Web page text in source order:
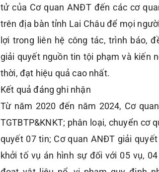
tử của Cơ quan ANĐT đến các cơ
trên địa bàn tỉnh Lai Châu để mọi
lợi trong liên hệ công tác, trình báo,
giải quyết nguồn tin tội phạm và kiến
thời, đạt hiệu quả cao nhất.
Kết quả đáng ghi nhận
Từ năm 2020 đến năm 2024, Cơ
TGTBTP&KNKT; phân loại, chuyển cơ
quyết 07 tin; Cơ quan ANĐT giải
khởi tố vụ án hình sự đối với 05 vụ,